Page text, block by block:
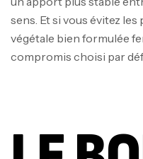
sens. Et si vous évitez
végétale bien formulée
compromis choisi par